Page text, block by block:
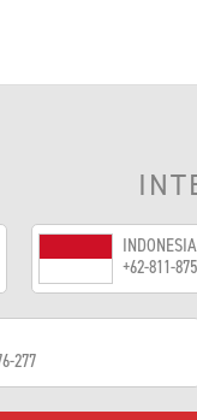
INDONESIA
+62-811-
277